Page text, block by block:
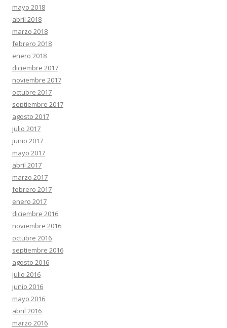
mayo 2018
abril 2018
marzo 2018
febrero 2018
enero 2018
diciembre 2017
noviembre 2017
octubre 2017
septiembre 2017
agosto 2017
julio 2017
junio 2017
mayo 2017
abril 2017
marzo 2017
febrero 2017
enero 2017
diciembre 2016
noviembre 2016
octubre 2016
septiembre 2016
agosto 2016
julio 2016
junio 2016
mayo 2016
abril 2016
marzo 2016